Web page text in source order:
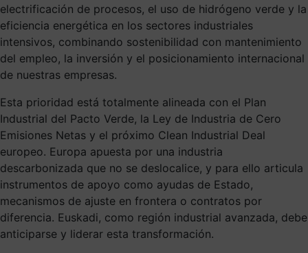
electrificación de procesos, el uso de hidrógeno verde y la
eficiencia energética en los sectores industriales
intensivos, combinando sostenibilidad con mantenimiento
del empleo, la inversión y el posicionamiento internacional
de nuestras empresas.
Esta prioridad está totalmente alineada con el Plan
Industrial del Pacto Verde, la Ley de Industria de Cero
Emisiones Netas y el próximo Clean Industrial Deal
europeo. Europa apuesta por una industria
descarbonizada que no se deslocalice, y para ello articula
instrumentos de apoyo como ayudas de Estado,
mecanismos de ajuste en frontera o contratos por
diferencia. Euskadi, como región industrial avanzada, debe
anticiparse y liderar esta transformación.